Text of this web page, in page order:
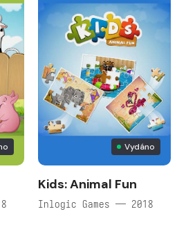
Vydáno
Kids: Animal Fun
Inlogic Games — 2018